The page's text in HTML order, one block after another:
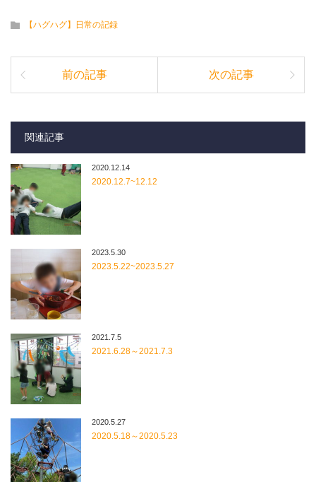
【ハグハグ】日常の記録
前の記事 次の記事
関連記事
2020.12.14
2020.12.7~12.12
2023.5.30
2023.5.22~2023.5.27
2021.7.5
2021.6.28～2021.7.3
2020.5.27
2020.5.18～2020.5.23